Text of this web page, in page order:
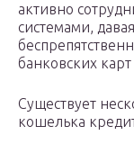
активно
системами,
банковских
Существует
кошелька